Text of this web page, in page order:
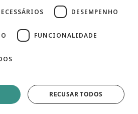
DESEMPENHO
FUNCIONALIDADE
RECUSAR TODOS